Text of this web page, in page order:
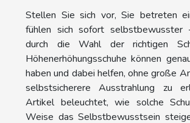
Stellen Sie sich vor, Sie betreten
fühlen sich sofort selbstbewusster
durch die Wahl der richtigen
Höhenerhöhungsschuhe können
haben und dabei helfen, ohne große
selbstsicherere Ausstrahlung zu
Artikel beleuchtet, wie solche
Weise das Selbstbewusstsein